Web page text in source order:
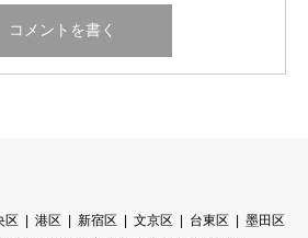
区 港区 新宿区 文京区 台東区
墨田区